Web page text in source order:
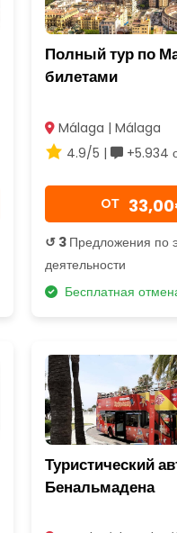
Полный тур по
билетами
Málaga | Málaga
4.9/5 |
+5.934
OТ
↺ 3 Предложения по
деятельности
Бесплатная
Туристический
Бенальмадена